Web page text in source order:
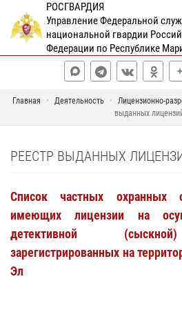
РОСГВАРДИЯ
Управление Федеральной
национальной гвардии
Федерации по Республике
Главная Деятельность Лицензионно-
выданных
РЕЕСТР ВЫДАННЫХ
Список частных охранных
имеющих лицензии на
детективной
зарегистрированных на
Эл